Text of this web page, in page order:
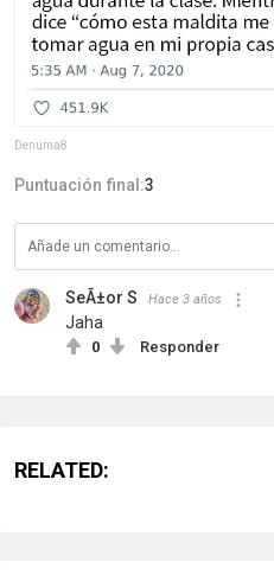
Denuma8
Puntuación final:3
SeÃ±or S Hace 3 años
Jaha
0 Responder
RELATED: